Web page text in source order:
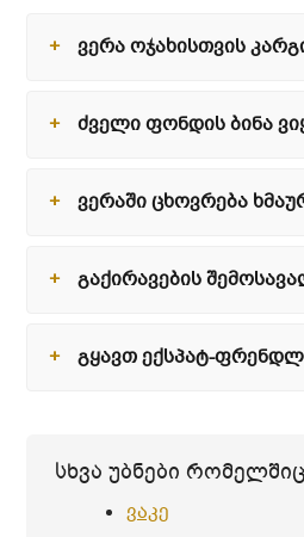
ვერა ოჯახისთვის
ძველი ფონდის ბინა
ვერაში ცხოვრება
გაქირავების
გყავთ ექსპატ-
სხვა უბნები
ვაკე